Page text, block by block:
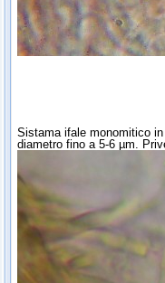
Sistama ifale monomitico in
diametro fino a 5-6 µm.